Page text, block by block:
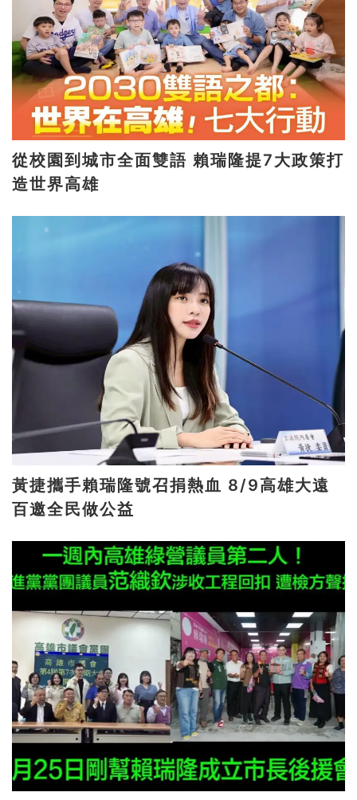
從校園到城市全面雙語 賴瑞隆提7大政策打
造世界高雄
黃捷攜手賴瑞隆號召捐熱血 8/9高雄大遠
百邀全民做公益